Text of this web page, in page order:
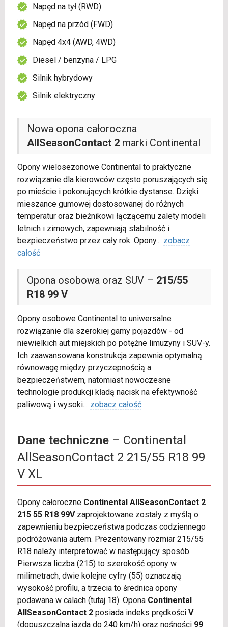
Nowa opona całoroczna
AllSeasonContact 2marki Continental
Opony wielosezonowe Continental to praktyczne
rozwiązanie dla kierowców często poruszających się
po mieście i pokonujących krótkie dystanse. Dzięki
mieszance gumowej dostosowanej do różnych
temperatur oraz bieżnikowi łączącemu zalety modeli
letnich i zimowych, zapewniają stabilność i
bezpieczeństwo przez cały rok. Opony... zobacz
całość
Opona osobowa oraz SUV – 215/55
R18 99 V
Opony osobowe Continental to uniwersalne
rozwiązanie dla szerokiej gamy pojazdów - od
niewielkich aut miejskich po potężne limuzyny i SUV-y.
Ich zaawansowana konstrukcja zapewnia optymalną
równowagę między przyczepnością a
bezpieczeństwem, natomiast nowoczesne
technologie produkcji kładą nacisk na efektywność
paliwową i wysoki... zobacz całość
Napęd na tył (RWD)
Napęd na przód (FWD)
Napęd 4x4 (AWD, 4WD)
Diesel / benzyna / LPG
Silnik hybrydowy
Silnik elektryczny
Dane techniczne– Continental
AllSeasonContact 2 215/55 R18 99
V XL
Opony całoroczne Continental AllSeasonContact 2
215 55 R18 99Vzaprojektowane zostały z myślą o
zapewnieniu bezpieczeństwa podczas codziennego
podróżowania autem. Prezentowany rozmiar 215/55
R18 należy interpretować w następujący sposób.
Pierwsza liczba (215) to szerokość opony w
milimetrach, dwie kolejne cyfry (55) oznaczają
wysokość profilu, a trzecia to średnica opony
podawana w calach (tutaj 18). Opona Continental
AllSeasonContact 2posiada indeks prędkości V
(dopuszczalna jazda do 240 km/h) oraz nośności 99